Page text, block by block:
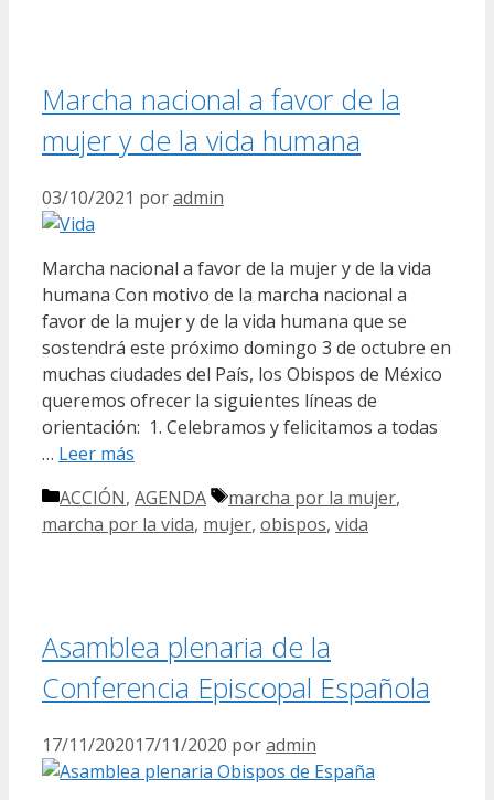
Marcha nacional a favor de la
mujer y de la vida humana
03/10/2021 poradmin
Marcha nacional a favor de la mujer y de la vida
humana Con motivo de la marcha nacional a
favor de la mujer y de la vida humana que se
sostendrá este próximo domingo 3 de octubre en
muchas ciudades del País, los Obispos de México
queremos ofrecer la siguientes líneas de
orientación: 1. Celebramos y felicitamos a todas
… Leer más
Categorías
ACCIÓN, AGENDA Etiquetas
marcha por la mujer,
marcha por la vida, mujer, obispos, vida
Asamblea plenaria de la
Conferencia Episcopal Española
17/11/202017/11/2020 poradmin